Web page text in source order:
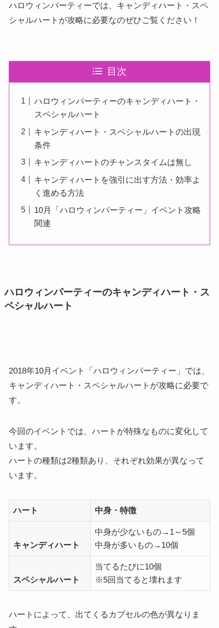
ハロウィンパーティーでは、キャンディハート・スペ
シャルハートが攻略に必要なのぜひご覧ください！
目次
ハロウィンパーティーのキャンディハート・
スペシャルハート
キャンディハート・スペシャルハートの出現
条件
キャンディハートのチャンスタイムは無し
キャンディハートを強引に出す方法・効率よ
く進める方法
10月「ハロウィンパーティー」イベント攻略
関連
ハロウィンパーティーのキャンディハート・ス
ペシャルハート
2018年10月イベント「ハロウィンパーティー」では、
キャンディハート・スペシャルハートが攻略に必要で
す。
今回のイベントでは、ハートが特殊なものに変化して
います。
ハートの種類は2種類あり、それぞれ効果が異なって
います。
ハート 中身・特徴
キャンディハート
中身が少ないもの→1～5個
中身が多いもの→10個
スペシャルハート
当てるたびに10個
※5回当てると壊れます
ハートによって、出てくるカプセルの色が異なりま